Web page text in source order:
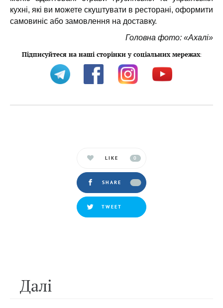
кухні, які ви можете скуштувати в ресторані, оформити
самовиніс або замовлення на доставку.
Головна фото: «Ахалі»
Підписуйтеся на наші сторінки у соціальних мережах:
LIKE 0
SHARE
TWEET
Далi